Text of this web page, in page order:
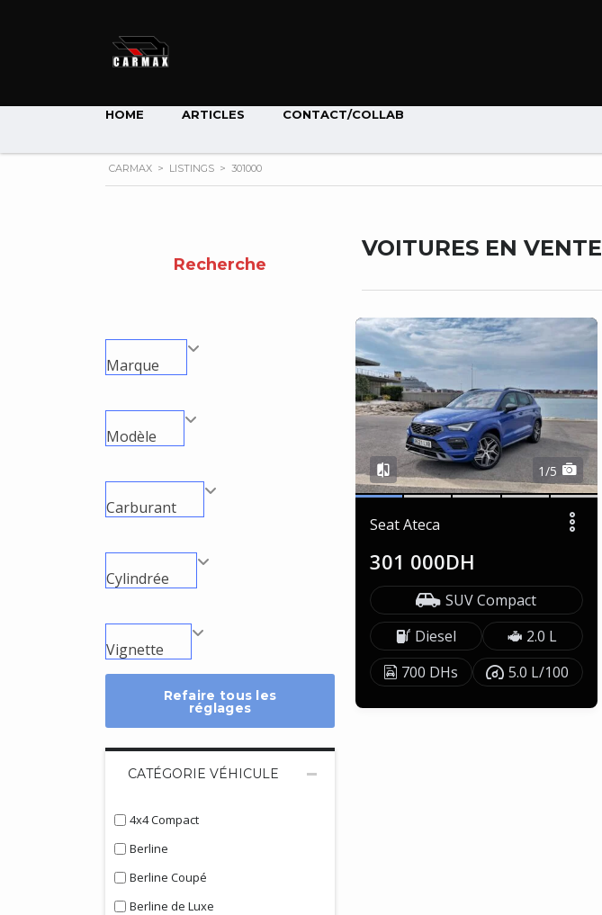
HOME ARTICLES CONTACT/COLLAB
CARMAX > LISTINGS > 301000
Recherche
Marque
Modèle
Carburant
Cylindrée
Vignette
Refaire tous les
réglages
CATÉGORIE VÉHICULE
4x4 Compact
Berline
Berline Coupé
Berline de Luxe
VOITURES EN VENTE
1/5
Seat Ateca
301 000DH
SUV Compact
Diesel
2.0 L
700 DHs
5.0 L/100